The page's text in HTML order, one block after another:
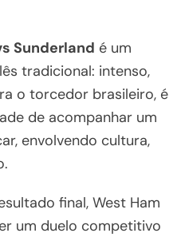
Sunderland é um
tradicional: intenso,
o torcedor brasileiro, é
de acompanhar um
envolvendo cultura,
final, West Ham
um duelo competitivo